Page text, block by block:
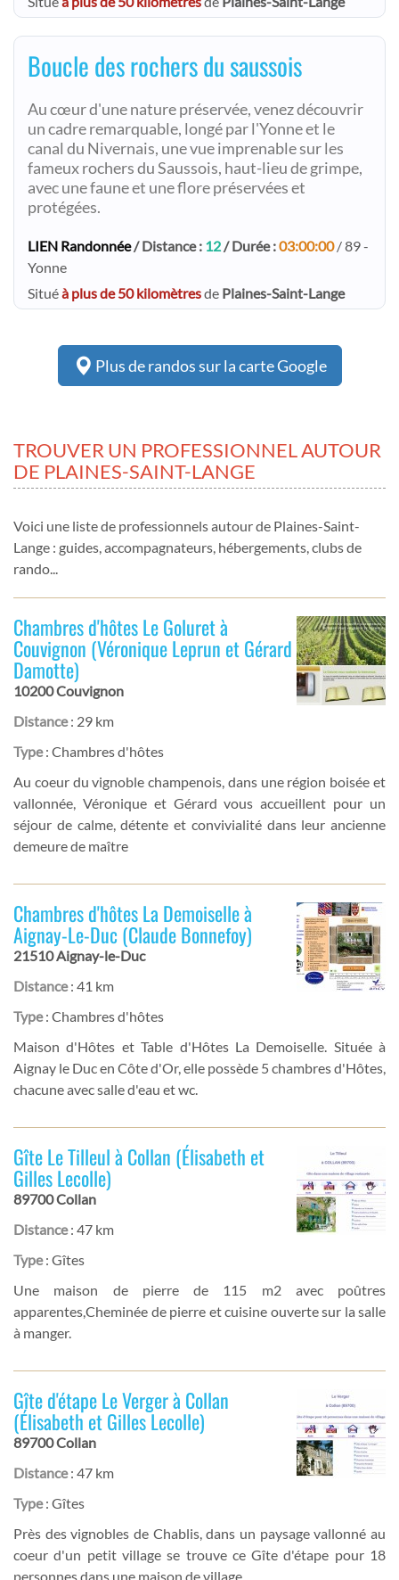
Boucle des rochers du saussois
Au cœur d'une nature préservée, venez découvrir
un cadre remarquable, longé par l'Yonne et le
canal du Nivernais, une vue imprenable sur les
fameux rochers du Saussois, haut-lieu de grimpe,
avec une faune et une flore préservées et
protégées.
LIEN Randonnée/ Distance : 12/ Durée :03:00:00/ 89 -
Yonne
Situéà plus de 50 kilomètresde Plaines-Saint-Lange
Plus de randos sur la carte Google
TROUVER UN PROFESSIONNEL AUTOUR
DE PLAINES-SAINT-LANGE
Voici une liste de professionnels autour de Plaines-Saint-
Lange : guides, accompagnateurs, hébergements, clubs de
rando...
Chambres d'hôtes Le Goluret à
Couvignon (Véronique Leprun et Gérard
Damotte)
10200 Couvignon
Distance: 29 km
Type: Chambres d'hôtes
Au coeur du vignoble champenois, dans une région boisée et
vallonnée, Véronique et Gérard vous accueillent pour un
séjour de calme, détente et convivialité dans leur ancienne
demeure de maître
Chambres d'hôtes La Demoiselle à
Aignay-Le-Duc (Claude Bonnefoy)
21510 Aignay-le-Duc
Distance: 41 km
Type: Chambres d'hôtes
Maison d'Hôtes et Table d'Hôtes La Demoiselle. Située à
Aignay le Duc en Côte d'Or, elle possède 5 chambres d'Hôtes,
chacune avec salle d'eau et wc.
Gîte Le Tilleul à Collan (Élisabeth et
Gilles Lecolle)
89700 Collan
Distance: 47 km
Type: Gîtes
Une maison de pierre de 115 m2 avec poûtres
apparentes,Cheminée de pierre et cuisine ouverte sur la salle
à manger.
Gîte d'étape Le Verger à Collan
(Élisabeth et Gilles Lecolle)
89700 Collan
Distance: 47 km
Type: Gîtes
Près des vignobles de Chablis, dans un paysage vallonné au
coeur d'un petit village se trouve ce Gîte d'étape pour 18
personnes dans une maison de village.